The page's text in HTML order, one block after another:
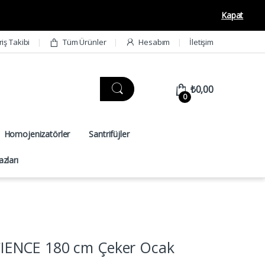
Kapat
Takibi Tüm Ürünler Hesabım İletişim
0
₺0,00
Homojenizatörler Santrifüjler
180 cm Çeker Ocak